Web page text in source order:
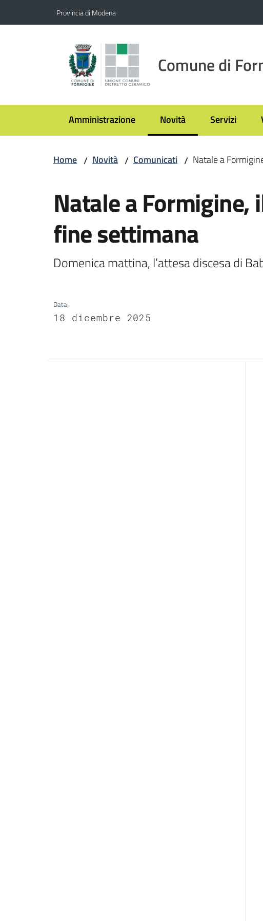
Provincia di Modena
Comune di
Amministrazione Novità
Menu selezionato
Servizi
Home / Novità / Comunicati / Natale a
Natale a Formigine,
fine settimana
Domenica mattina, l’attesa discesa di
Data:
18 dicembre 2025